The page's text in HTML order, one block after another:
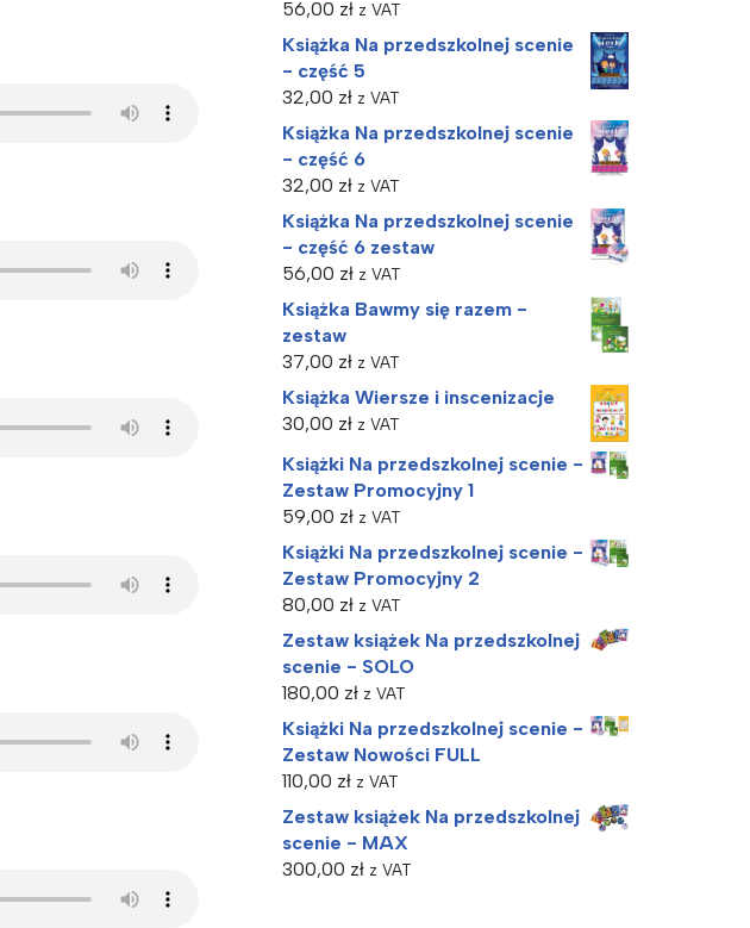
56,00 zł z VAT
Książka Na przedszkolnej scenie
- część 5
32,00 zł z VAT
Książka Na przedszkolnej scenie
- część 6
32,00 zł z VAT
Książka Na przedszkolnej scenie
- część 6 zestaw
56,00 zł z VAT
Książka Bawmy się razem -
zestaw
37,00 zł z VAT
Książka Wiersze i inscenizacje
30,00 zł z VAT
Książki Na przedszkolnej scenie -
Zestaw Promocyjny 1
59,00 zł z VAT
Książki Na przedszkolnej scenie -
Zestaw Promocyjny 2
80,00 zł z VAT
Zestaw książek Na przedszkolnej
scenie - SOLO
180,00 zł z VAT
Książki Na przedszkolnej scenie -
Zestaw Nowości FULL
110,00 zł z VAT
Zestaw książek Na przedszkolnej
scenie - MAX
300,00 zł z VAT